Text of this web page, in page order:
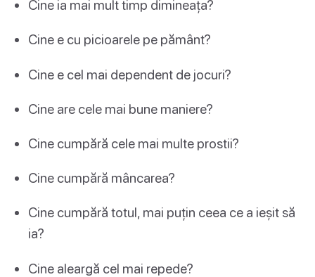
Cine ia mai mult timp dimineața?
Cine e cu picioarele pe pământ?
Cine e cel mai dependent de jocuri?
Cine are cele mai bune maniere?
Cine cumpără cele mai multe prostii?
Cine cumpără mâncarea?
Cine cumpără totul, mai puțin ceea ce a ieșit să
ia?
Cine aleargă cel mai repede?